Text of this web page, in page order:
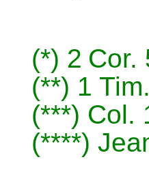
(*) 2 Cor.
(**) 1
(***) Col.
(****)